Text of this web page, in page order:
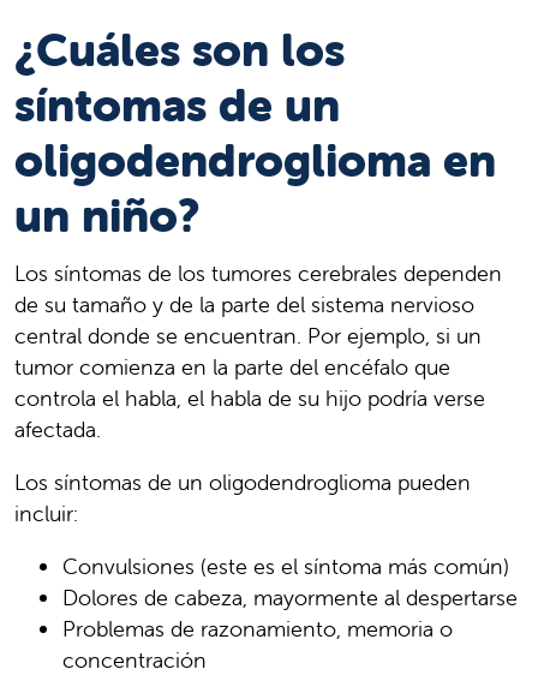
¿Cuáles son los
síntomas de un
oligodendroglioma en
un niño?
Los síntomas de los tumores cerebrales dependen
de su tamaño y de la parte del sistema nervioso
central donde se encuentran. Por ejemplo, si un
tumor comienza en la parte del encéfalo que
controla el habla, el habla de su hijo podría verse
afectada.
Los síntomas de un oligodendroglioma pueden
incluir:
Convulsiones (este es el síntoma más común)
Dolores de cabeza, mayormente al despertarse
Problemas de razonamiento, memoria o
concentración